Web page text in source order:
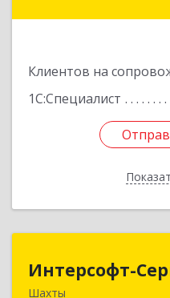
Клиентов на
1С:Специалист
Интерсофт-
Шахты